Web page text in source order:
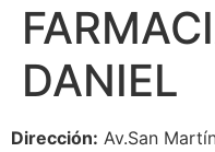
DANIEL
Dirección: Av.San